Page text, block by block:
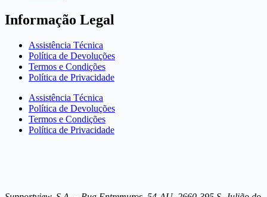
Informação Legal
Assistência Técnica
Política de Devoluções
Termos e Condições
Política de Privacidade
Assistência Técnica
Política de Devoluções
Termos e Condições
Política de Privacidade